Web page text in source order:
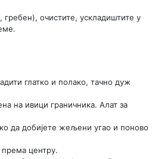
очистите, ускладиштите у
глатко и полако, тачно дуж
на ивици граничника. Алат за
да добијете жељени угао и поново
центру.